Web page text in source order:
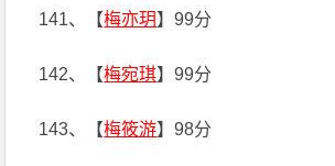
141、【梅亦玥】99分
142、【梅宛琪】99分
143、【梅筱游】98分